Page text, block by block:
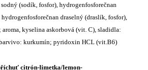
(sodík, fosfor), hydrogenfosforečnan
draselný (draslík, fosfor),
kyselina askorbová (vit. C), sladidla:
barvivo: kurkumín; pyridoxin HCL (vit.B6)
citrón-limetka/lemon-